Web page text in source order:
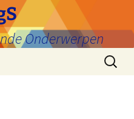
Onderwerpen
Zoeken
naar: